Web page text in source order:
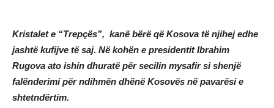
Kristalet e “Trepçës”, kanë bërë që Kosova të njihej edhe
jashtë kufijve të saj. Në kohën e presidentit Ibrahim
Rugova ato ishin dhuratë për secilin mysafir si shenjë
falënderimi për ndihmën dhënë Kosovës në pavarësi e
shtetndërtim.